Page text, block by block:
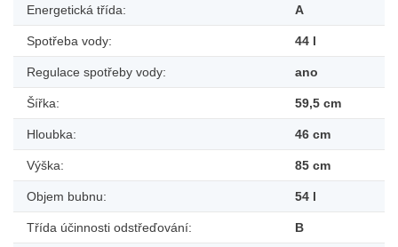
Energetická třída: A
Spotřeba vody: 44 l
Regulace spotřeby vody: ano
Šířka: 59,5 cm
Hloubka: 46 cm
Výška: 85 cm
Objem bubnu: 54 l
Třída účinnosti odstřeďování: B